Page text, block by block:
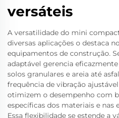
versáteis
A versatilidade do mini
diversas aplicações o destaca
equipamentos de construção.
adaptável gerencia
solos granulares e areia até
frequência de vibração
otimizem o desempenho com
específicas dos materiais e nas
Essa flexibilidade se estende a